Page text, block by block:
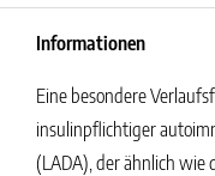
Informationen
Eine besondere
insulinpflichtiger
(LADA), der ähnlich wie